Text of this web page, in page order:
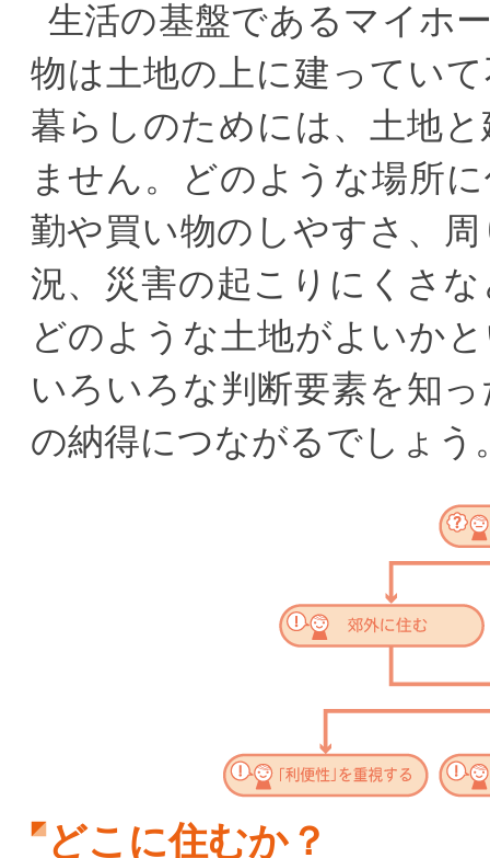
生活の基盤であるマイホ
物は土地の上に建ってい
暮らしのためには、土地
ません。どのような場所
勤や買い物のしやすさ、
況、災害の起こりにくさ
どのような土地がよいか
いろいろな判断要素を知
の納得につながるでしょう
どこに住むか？